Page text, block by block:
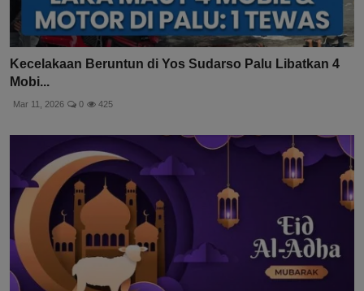
Kecelakaan Beruntun di Yos Sudarso Palu Libatkan 4
Mobi...
Mar 11, 2026 0 425